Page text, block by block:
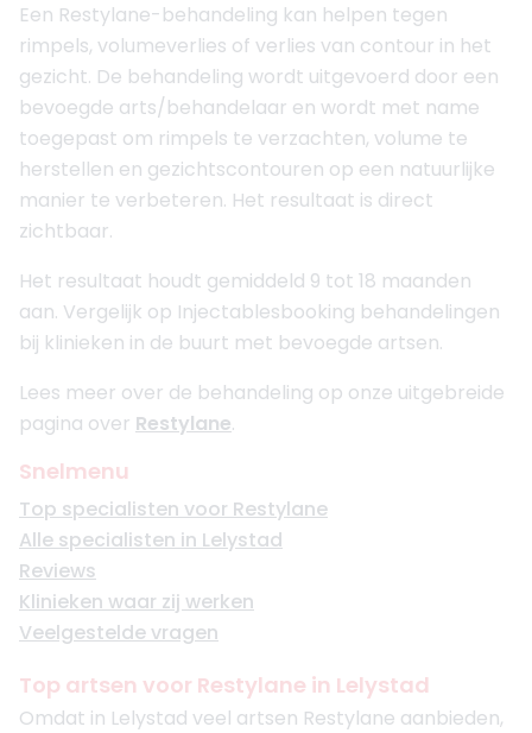
Een Restylane-behandeling kan helpen tegen
rimpels, volumeverlies of verlies van contour in het
gezicht. De behandeling wordt uitgevoerd door een
bevoegde arts/behandelaar en wordt met name
toegepast om rimpels te verzachten, volume te
herstellen en gezichtscontouren op een natuurlijke
manier te verbeteren. Het resultaat is direct
zichtbaar.
Het resultaat houdt gemiddeld 9 tot 18 maanden
aan. Vergelijk op Injectablesbooking behandelingen
bij klinieken in de buurt met bevoegde artsen.
Lees meer over de behandeling op onze uitgebreide
pagina over Restylane.
Snelmenu
Top specialisten voor Restylane
Alle specialisten in Lelystad
Reviews
Klinieken waar zij werken
Veelgestelde vragen
Top artsen voor Restylane in Lelystad
Omdat in Lelystad veel artsen Restylane aanbieden,